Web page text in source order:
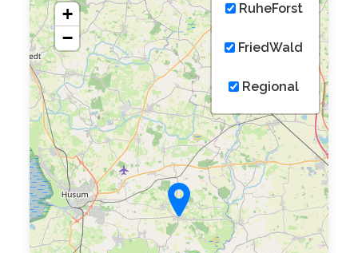
+
−
RuheForst
FriedWald
Regional